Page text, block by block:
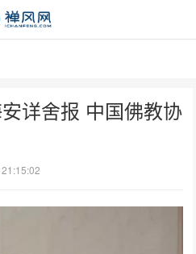
详舍报 中国佛教协